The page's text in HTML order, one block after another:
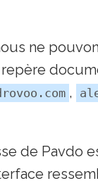
ne
,
de Pavdo